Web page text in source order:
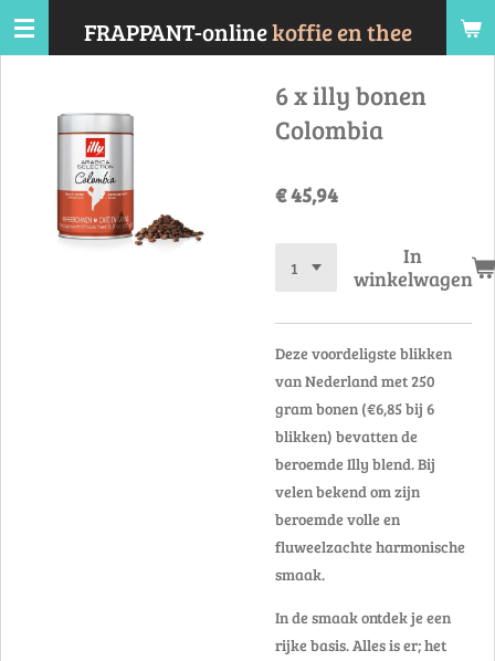
Ga
hoofdinhoud
FRAPPANT-onlinekoffie en thee
6 x illy bonen
Colombia
€ 45,94
In
winkelwagen
Deze voordeligste blikken
van Nederland met 250
gram bonen (€6,85 bij 6
blikken) bevatten de
beroemde Illy blend. Bij
velen bekend om zijn
beroemde volle en
fluweelzachte harmonische
smaak.
In de smaak ontdek je een
rijke basis. Alles is er; het